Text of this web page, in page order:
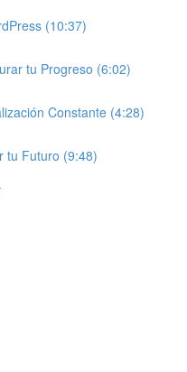
(10:37)
tu Progreso (6:02)
Constante (4:28)
tu Futuro (9:48)